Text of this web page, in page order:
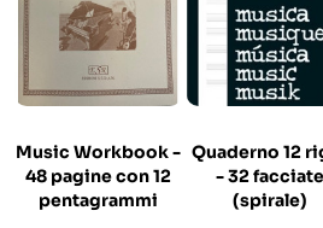
Music Workbook -
48 pagine con 12
pentagrammi
Quaderno 12
- 32 facciate
(spirale)